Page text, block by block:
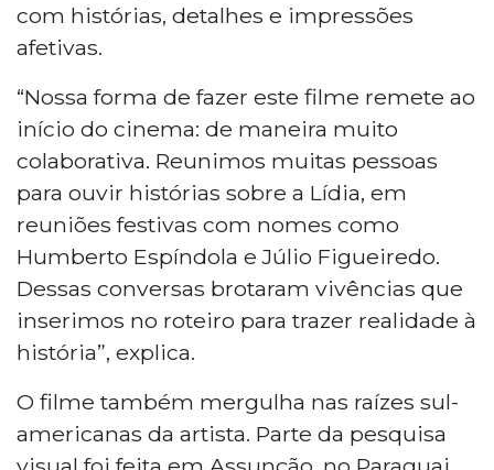
com histórias, detalhes e impressões
afetivas.
“Nossa forma de fazer este filme remete ao
início do cinema: de maneira muito
colaborativa. Reunimos muitas pessoas
para ouvir histórias sobre a Lídia, em
reuniões festivas com nomes como
Humberto Espíndola e Júlio Figueiredo.
Dessas conversas brotaram vivências que
inserimos no roteiro para trazer realidade à
história”, explica.
O filme também mergulha nas raízes sul-
americanas da artista. Parte da pesquisa